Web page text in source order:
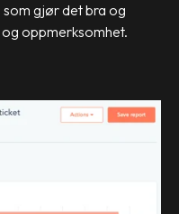
som gjør det bra og
oppmerksomhet.